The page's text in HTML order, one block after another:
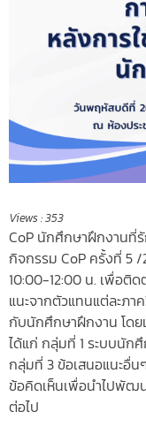
Views :353
CoP นักศึกษาฝึกงานที่
กิจกรรม CoP ครั้งที่ 5
10:00-12:00 น. เพื่อติ
แนะจากตัวแทนแต่ละภา
กับนักศึกษาฝึกงาน โดย
ได้แก่ กลุ่มที่ 1 ระบบนัก
กลุ่มที่ 3 ข้อเสนอแนะอื่น
ข้อคิดเห็นเพื่อนำไปพัฒ
ต่อไป